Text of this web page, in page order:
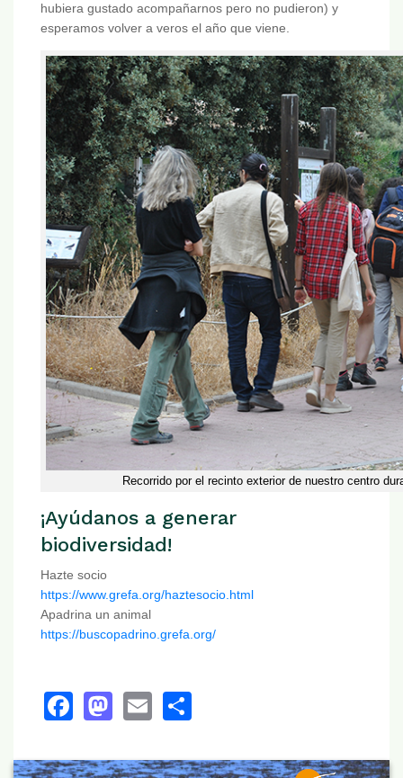
hubiera gustado acompañarnos pero no pudieron) y
esperamos volver a veros el año que viene.
Recorrido por el recinto exterior de nuestro centro
¡Ayúdanos a generar
biodiversidad!
Hazte socio
https://www.grefa.org/haztesocio.html
Apadrina un animal
https://buscopadrino.grefa.org/
Facebook
Mastodon
Email